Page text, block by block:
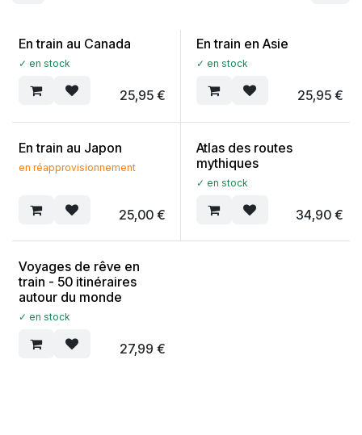
En train au Canada
✓ en stock
25,95€
En train en Asie
✓ en stock
25,95€
En train au Japon
en réapprovisionnement
25,00€
Atlas des routes
mythiques
✓ en stock
34,90€
Voyages de rêve en
train - 50 itinéraires
autour du monde
✓ en stock
27,99 €